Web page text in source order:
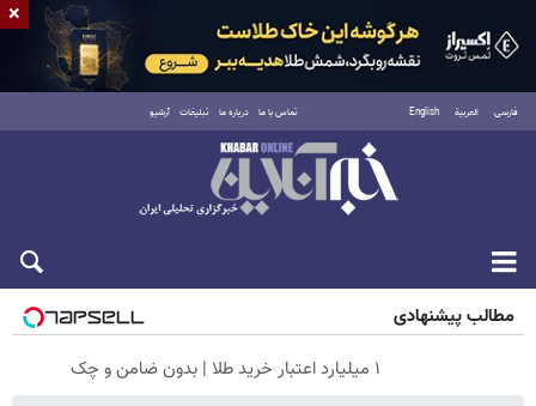
فارسی العربية English تماس با ما درباره ما تبلیغات آرشیو
شنبه ۱۷ مرداد ۱۴۰۵
مطالب پیشنهادی
۱ میلیارد اعتبار خرید طلا | بدون ضامن و چک
×